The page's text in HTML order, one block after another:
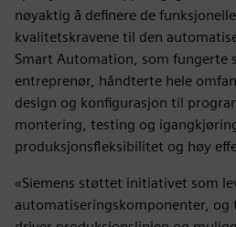
nøyaktig å definere de
kvalitetskravene til den
Smart Automation, som fungerte
entreprenør, håndterte hele
design og konfigurasjon til
montering, testing og
produksjonsfleksibilitet og høy
«Siemens støttet initiativet som
automatiseringskomponenter,